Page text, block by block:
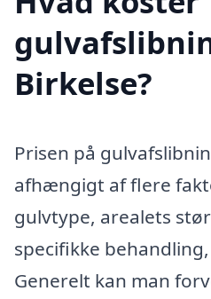
Birkelse?
Prisen på
afhængigt af flere
gulvtype, arealets
specifikke
Generelt kan man